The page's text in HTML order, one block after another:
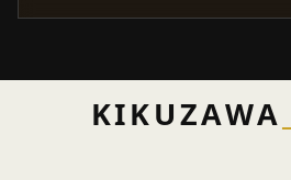
KIKUZAWA